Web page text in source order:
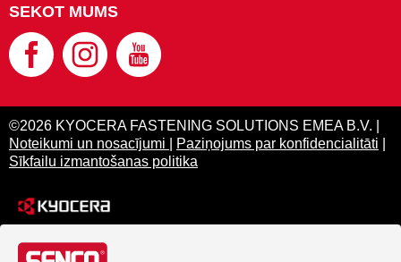
SEKOT MUMS
©2026 KYOCERA FASTENING SOLUTIONS EMEA B.V. |
Noteikumi un nosacījumi
Paziņojums par konfidencialitāti
Sīkfailu izmantošanas politika